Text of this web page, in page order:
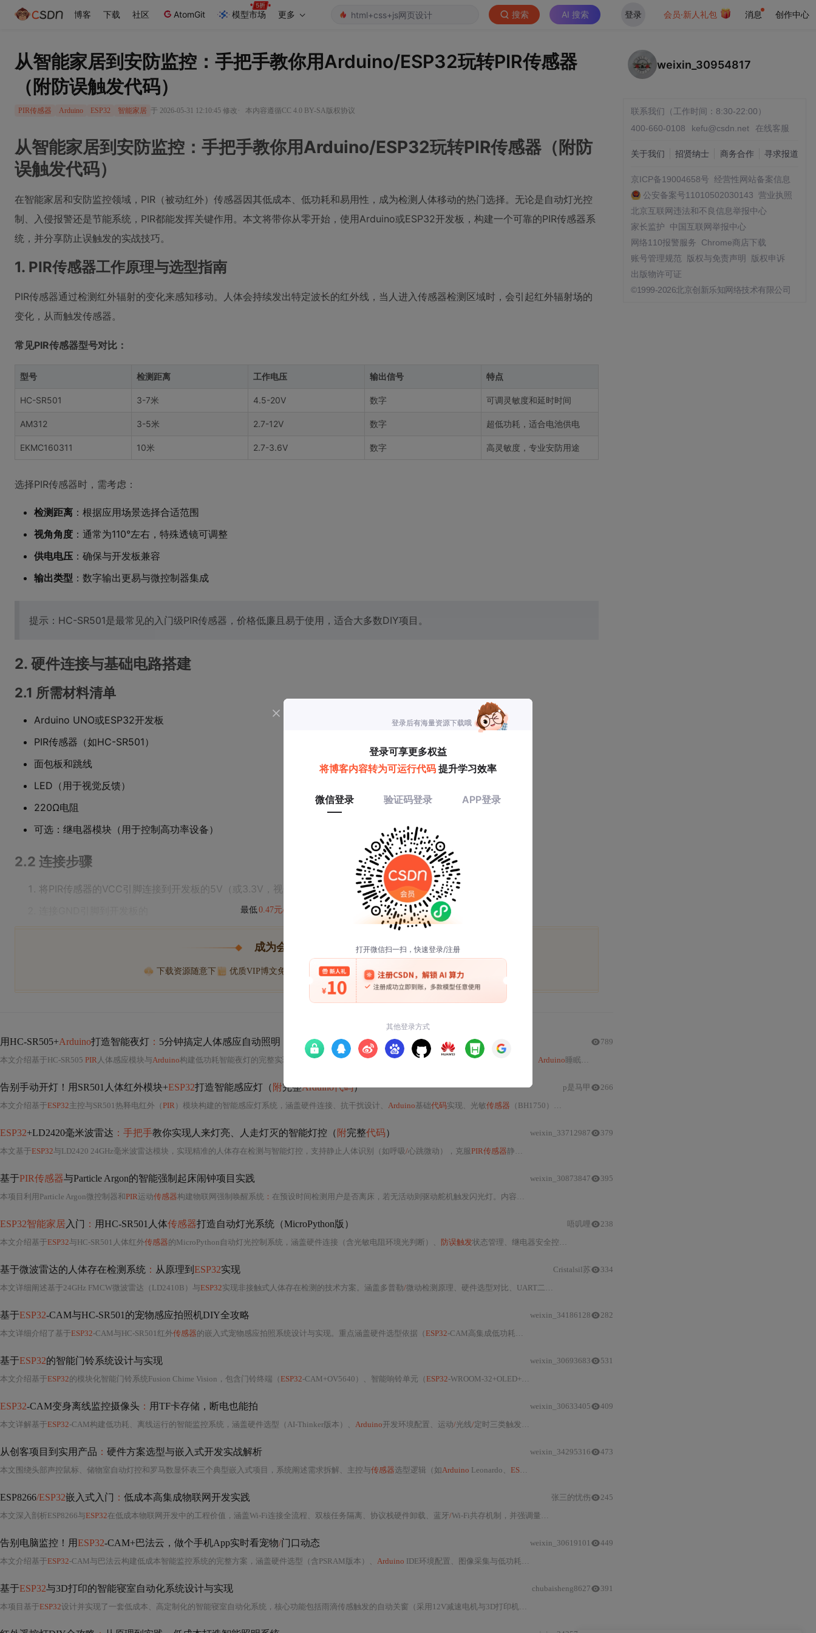
博客 下载 社区 AtomGit 模型市场 更多 搜索 AI 搜索 登录 会员·新人礼包 消息 创作中心
从智能家居到安防监控：手把手教你用Arduino/ESP32玩转PIR传感器
（附防误触发代码）
PIR传感器 Arduino ESP32 智能家居 于 2026-05-31 12:10:45 修改 · 本内容遵循CC 4.0 BY-SA版权协议
从智能家居到安防监控：手把手教你用Arduino/ESP32玩转PIR传感器（附防
误触发代码）
在智能家居和安防监控领域，PIR（被动红外）传感器因其低成本、低功耗和易用性，成为检测人体移动的热门选择。无论是自动灯光控
制、入侵报警还是节能系统，PIR都能发挥关键作用。本文将带你从零开始，使用Arduino或ESP32开发板，构建一个可靠的PIR传感器系
统，并分享防止误触发的实战技巧。
1. PIR传感器工作原理与选型指南
PIR传感器通过检测红外辐射的变化来感知移动。人体会持续发出特定波长的红外线，当人进入传感器检测区域时，会引起红外辐射场的
变化，从而触发传感器。
常见PIR传感器型号对比：
型号 检测距离 工作电压 输出信号 特点
HC-SR501 3-7米 4.5-20V 数字 可调灵敏度和延时时间
AM312 3-5米 2.7-12V 数字 超低功耗，适合电池供电
EKMC160311 10米 2.7-3.6V 数字 高灵敏度，专业安防用途
选择PIR传感器时，需考虑：
检测距离 ：根据应用场景选择合适范围
视角角度 ：通常为110°左右，特殊透镜可调整
供电电压 ：确保与开发板兼容
输出类型 ：数字输出更易与微控制器集成
提示：HC-SR501是最常见的入门级PIR传感器，价格低廉且易于使用，适合大多数DIY项目。
2. 硬件连接与基础电路搭建
2.1 所需材料清单
Arduino UNO或ESP32开发板
PIR传感器（如HC-SR501）
面包板和跳线
LED（用于视觉反馈）
220Ω电阻
可选：继电器模块（用于控制高功率设备）
2.2 连接步骤
将PIR传感器的VCC引脚连接到开发板的5V（或3.3V，视传感器型号而定）
最低0.47元/天 开通会员,解锁全文
成为会员后, 你将解锁
下载资源随意下 优质VIP博文免费学 优质文库回答免费看 付费资源9折优惠
用HC-SR505+Arduino打造智能夜灯 ： 5分钟搞定人体感应自动照明（ 完整代码）
本文介绍基于HC-SR505 PIR人体感应模块与Arduino构建低功耗智能夜灯的完整实现方案，涵盖硬件连接、基础感应 代码、环境光 防误触、PWM渐暗控制、 Arduino 睡眠模式优化及电源选型，并延伸至Home Assistant联动、多
789
告别手动开灯！用SR501人体红外模块+ESP32打造智能感应灯（ 附完整Arduino代码）
本文介绍基于ESP32主控与SR501热释电红外（PIR）模块构建的智能感应灯系统，涵盖硬件连接、抗干扰设计、 Arduino基础代码实现、光敏传感器 （BH1750）联动调节、BLE远程监控及能耗优化等关键技术。重点突出
p是马甲 266
ESP32+LD2420毫米波雷达 ：手把手教你实现人来灯亮、人走灯灭的智能灯控（ 附完整代码）
本文基于ESP32与LD2420 24GHz毫米波雷达模块，实现精准的人体存在检测与智能灯控，支持静止人体识别（如呼吸/心跳微动），克服 PIR传感器静止失效缺陷；涵盖硬件接线、
weixin_33712987 379
基于PIR传感器与Particle Argon的智能强制起床闹钟项目实践
本项目利用Particle Argon微控制器和PIR运动传感器构建物联网强制唤醒系统 ： 在预设时间检测用户是否离床，若无活动则驱动舵机触发闪光灯。内容涵盖硬件选型（Argon双核+Wi-Fi
weixin_30873847 395
ESP32智能家居 入门 ： 用HC-SR501人体传感器打造自动灯光系统（MicroPython版）
本文介绍基于ESP32与HC-SR501人体红外传感器的MicroPython自动灯光控制系统，涵盖硬件连接（含光敏电阻环境光判断）、 防误触发状态管理、继电器安全控制及深度睡眠低功耗扩展方案。重点解析
唔叽哩 238
基于微波雷达的人体存在检测系统 ： 从原理到 ESP32实现
本文详细阐述基于24GHz FMCW微波雷达（LD2410B）与ESP32实现非接触式人体存在检测的技术方案。涵盖多普勒/微动检测原理、硬件选型对比、UART二进制协议解析、状态机设计、MQTT
Cristalsil苏 334
基于ESP32-CAM与HC-SR501的宠物感应拍照机DIY全攻略
本文详细介绍了基于ESP32-CAM与HC-SR501红外传感器的嵌入式宠物感应拍照系统设计与实现。重点涵盖硬件选型依据（ESP32-CAM高集成低功耗优势、HC-SR501热源检测原理）、电路连接规范（GPIO13中断输入、5V稳定供电要求）、
weixin_34186128 282
基于ESP32的智能门铃系统设计与实现
本文介绍基于ESP32的模块化智能门铃系统Fusion Chime Vision，包含门铃终端（ESP32-CAM+OV5640）、智能响铃单元（ESP32-WROOM-32+OLED+433MHz）和室内显示终端（3.5英寸触摸屏）。系统采用WiFi与433MHz双通道通信，支持视频流传输、语音交互及低功耗
weixin_30693683 531
ESP32-CAM变身离线监控摄像头 ： 用TF卡存储，断电也能拍
本文详解基于ESP32-CAM构建低功耗、离线运行的智能监控系统，涵盖硬件选型（AI-Thinker版本）、 Arduino开发环境配置、运动/光线/定时三类触发拍照机制、TF卡存储管理（含文件命名与自动清理）、深度睡眠电源优化（功耗降至0.8mA）、太阳能供电方案、OV2640画质调优及轻量级AI识别（移动物体与人脸检测），并提供防水部署与远程维护技巧。
weixin_30633405 409
从创客项目到实用产品 ： 硬件方案选型与嵌入式开发实战解析
本文围绕头部声控鼠标、储物室自动灯控和罗马数显怀表三个典型嵌入式项目，系统阐述需求拆解、主控与传感器选型逻辑（如Arduino Leonardo、 ESP32
weixin_34295316 473
ESP8266/ESP32嵌入式入门 ： 低成本高集成物联网开发实践
本文深入剖析ESP8266与ESP32在低成本物联网开发中的工程价值，涵盖Wi-Fi连接全流程、双核任务隔离、协议栈硬件卸载、蓝牙/Wi-Fi共存机制，并强调量产级设计要点
张三的忧伤 245
告别电脑监控！用ESP32-CAM+巴法云，做个手机App实时看宠物/门口动态
本文介绍基于ESP32-CAM与巴法云构建低成本智能监控系统的完整方案，涵盖硬件选型（含PSRAM版本）、 Arduino IDE环境配置、图像采集与低功耗优化（深度睡眠、分辨率调整）、云图片托管与隐私保护策略、App Inventor定制化App开发（含缓存、渐进加载、夜间模式），以及实际部署中的网络、电源、温控与运动检测等关键技术要点。
weixin_30619101 449
基于ESP32与3D打印的智能寝室自动化系统设计与实现
本项目基于ESP32设计并实现了一套低成本、高定制化的智能寝室自动化系统，核心功能包括雨滴传感触发的自动关窗（采用12V减速电机与3D打印机械结构）和远程
chubaisheng8627 391
weixin_30954817
联系我们（工作时间：8:30-22:00）
400-660-0108
kefu@csdn.net 在线客服
关于我们 招贤纳士 商务合作 寻求报道
京ICP备19004658号 经营性网站备案信息
公安备案号11010502030143 营业执照
北京互联网违法和不良信息举报中心
家长监护
中国互联网举报中心
网络110报警服务
Chrome商店下载
账号管理规范
版权与免责声明
版权申诉
出版物许可证
©1999-2026北京创新乐知网络技术有限公司